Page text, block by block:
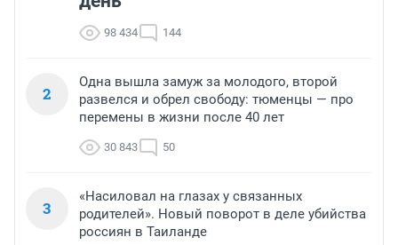
98 434 144
2
Одна вышла замуж за молодого, второй
развелся и обрел свободу: тюменцы — про
перемены в жизни после 40 лет
30 843 50
3
«Насиловал на глазах у связанных
родителей». Новый поворот в деле убийства
россиян в Таиланде